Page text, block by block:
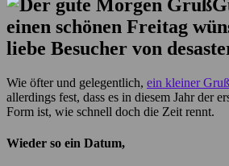
einen schönen Freitag
liebe Besucher von
Wie öfter und gelegentlich, ein kleiner
allerdings fest, dass es in diesem Jahr der
Form ist, wie schnell doch die Zeit rennt.
Wieder so ein Datum,